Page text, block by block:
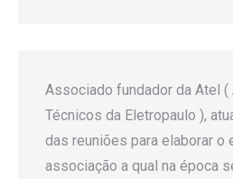
Associado fundador da Atel
Técnicos da Eletropaulo ),
das reuniões para elaborar o
associação a qual na época